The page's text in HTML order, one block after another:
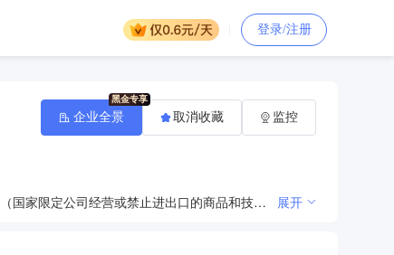
登录/注册
塑料制品的生产、销售；化工原料（不含危险品）、润滑油脂的销售；自营和代理各类商品及技术的进出口（国家限定公司经营或禁止进出口的商品和技术除外）；普通货运。（依法须经批准的项目、经相关部门批准后方可开展经营活动） 一般项目：汽车零部件及配件制造；汽车零部件研发；汽车零配件批发；汽车零配件零售；家用电器研发；家用电器制造；家用电器销售；家用电器零配件销售；新能源汽车电附件销售；电工器材制造；电工器材销售；照明器具制造；照明器具销售；模具制造；模具销售；机械设备销售；机械设备研发；机械零件、零部件加工；机械零件、零部件销售；五金产品研发；五金产品制造；五金产品批发；五金产品零售（除依法须经批准的项目外，凭营业执照依法自主开展经营活动） 展开
企业全景 取消收藏 监控